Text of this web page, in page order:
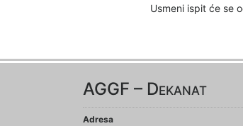
Usmeni ispit će se
AGGF – Dekanat
Adresa